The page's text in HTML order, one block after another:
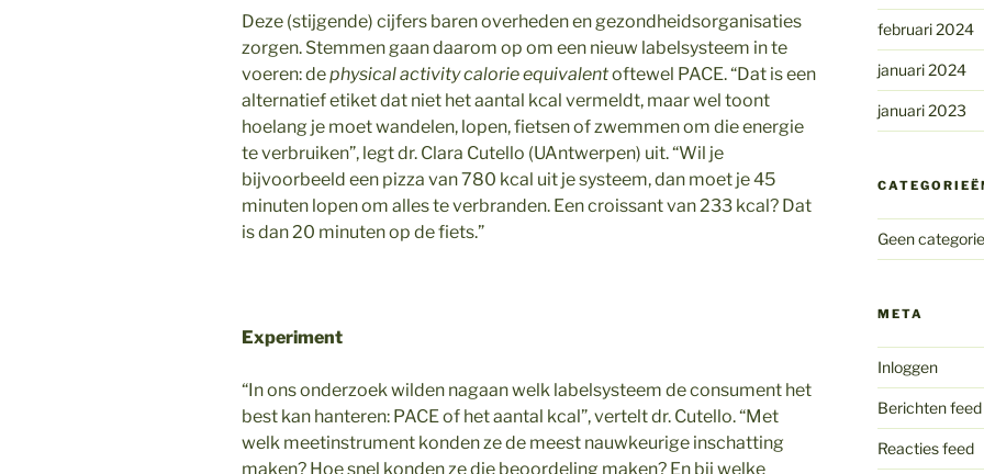
Deze (stijgende) cijfers baren overheden en gezondheidsorganisaties
zorgen. Stemmen gaan daarom op om een nieuw labelsysteem in te
voeren: dephysical activity calorie equivalentoftewel PACE. “Dat is een
alternatief etiket dat niet het aantal kcal vermeldt, maar wel toont
hoelang je moet wandelen, lopen, fietsen of zwemmen om die energie
te verbruiken”, legt dr. Clara Cutello (UAntwerpen) uit. “Wil je
bijvoorbeeld een pizza van 780 kcal uit je systeem, dan moet je 45
minuten lopen om alles te verbranden. Een croissant van 233 kcal? Dat
is dan 20 minuten op de fiets.”
Experiment
“In ons onderzoek wilden nagaan welk labelsysteem de consument het
best kan hanteren: PACE of het aantal kcal”, vertelt dr. Cutello. “Met
welk meetinstrument konden ze de meest nauwkeurige inschatting
maken? Hoe snel konden ze die beoordeling maken? En bij welke
februari 2024
januari 2024
januari 2023
Geen categorie
META
Inloggen
Berichten feed
Reacties feed